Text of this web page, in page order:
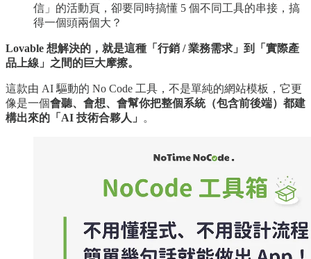
信」的活動頁，卻要同時搞懂 5 個不同工具的串接，搞
得一個頭兩個大？
Lovable 想解決的，就是這種「行銷 / 業務需求」到「實際產
品上線」之間的巨大摩擦。
這款由 AI 驅動的 No Code 工具，不是單純的網站模板，它更
像是一個會聽、會想、會幫你把整個系統（包含前後端）都建
構出來的「AI 技術合夥人」
。